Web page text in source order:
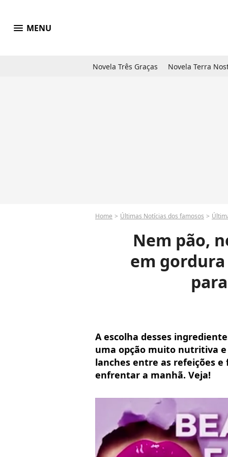
menu MENU
Novela Três Graças Novela Terra
Home Últimas Notícias dos famosos
Nem pão,
em
A escolha desses
uma opção muito nutritiva
lanches entre as refeições
enfrentar a manhã. Veja!